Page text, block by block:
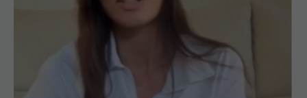
Alina Pușcău dezvăluie diagnosticul care i-a
schimbat viața: Am cancer la sân. Am intrat în